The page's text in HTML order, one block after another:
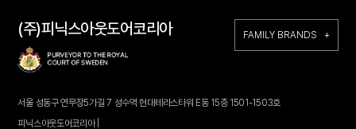
(주)피닉스아웃도어코리아 FAMILY BRANDS +
서울 성동구 연무장5가길 7 성수역 현대테라스타워 E동 15층 1501-1503호
피닉스아웃도어코리아 |